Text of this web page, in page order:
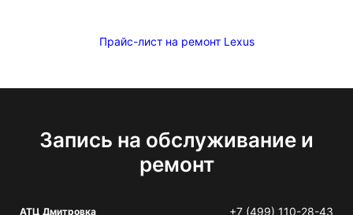
Прайс-лист на ремонт Lexus
Запись на обслуживание и
ремонт
АТЦ Дмитровка +7 (499) 110-28-43